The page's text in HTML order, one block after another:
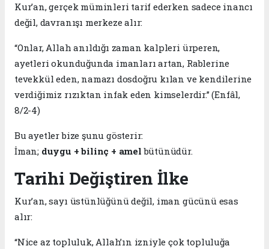
Kur’an, gerçek müminleri tarif ederken sadece inancı
değil, davranışı merkeze alır:
“Onlar, Allah anıldığı zaman kalpleri ürperen,
ayetleri okunduğunda imanları artan, Rablerine
tevekkül eden, namazı dosdoğru kılan ve kendilerine
verdiğimiz rızıktan infak eden kimselerdir.” (Enfâl,
8/2-4)
Bu ayetler bize şunu gösterir:
İman; duygu + bilinç + amel bütünüdür.
Tarihi Değiştiren İlke
Kur’an, sayı üstünlüğünü değil, iman gücünü esas
alır:
“Nice az topluluk, Allah’ın izniyle çok topluluğa